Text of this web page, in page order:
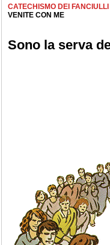
CATECHISMO DEI FANCIULLI
VENITE CON ME
Sono la serva